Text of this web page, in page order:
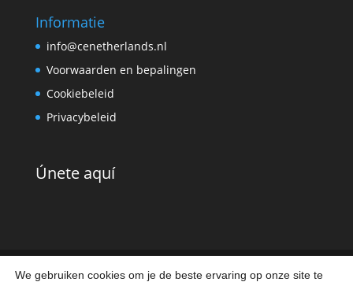
Informatie
info@cenetherlands.nl
Voorwaarden en bepalingen
Cookiebeleid
Privacybeleid
Únete aquí
We gebruiken cookies om je de beste ervaring op onze site te